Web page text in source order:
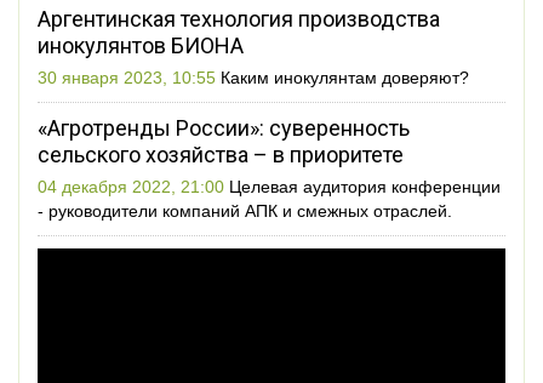
Аргентинская технология производства
инокулянтов БИОНА
30 января 2023, 10:55 Каким инокулянтам доверяют?
«Агротренды России»: суверенность
сельского хозяйства – в приоритете
04 декабря 2022, 21:00 Целевая аудитория конференции
- руководители компаний АПК и смежных отраслей.